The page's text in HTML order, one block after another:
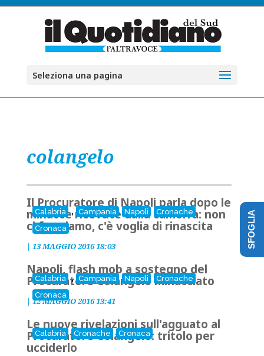
Seleziona una pagina
colangelo
Calabria , Campania Napoli
Cronache
Cronaca
Il Procuratore di Napoli parla dopo le
minacce ricevute dalla camorra: non
ci fermiamo, c'è voglia di rinascita
| 13 MAGGIO 2016 18:03
Calabria , Campania Napoli
Cronache
Cronaca
Napoli, flash mob a sostegno del
Procuratore Colangelo minacciato
| 12 MAGGIO 2016 13:41
Calabria Cronache Cronaca
Le nuove rivelazioni sull'agguato al
Procuratore Colangelo: tritolo per
ucciderlo
SFOGLIA